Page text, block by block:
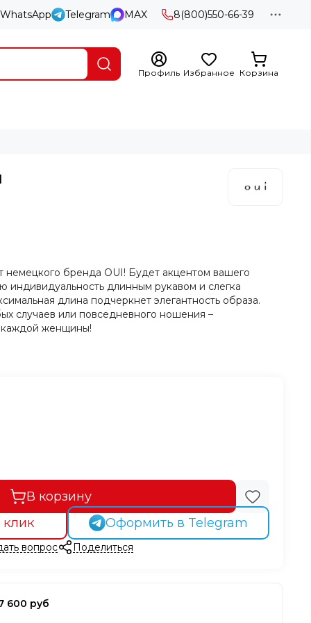
WhatsApp Telegram MAX 8(800)550-66-39
Профиль Избранное Корзина
немецкого бренда OUI! Будет акцентом вашего
индивидуальность длинным рукавом и слегка
длина подчеркнет элегантность образа.
случаев или повседневного ношения –
женщины!
В корзину
клик
Оформить в Telegram
вопрос Поделиться
600 руб